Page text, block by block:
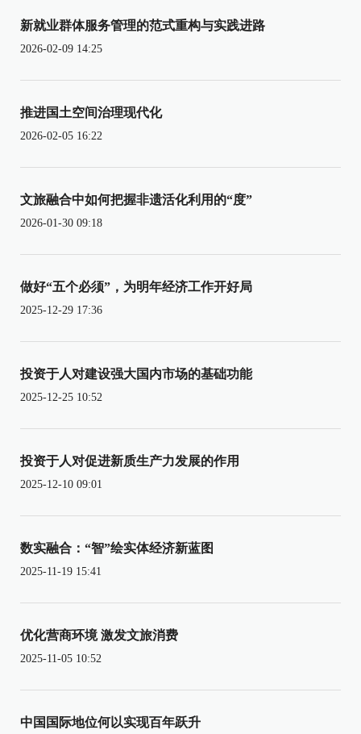
新就业群体服务管理的范式重构与实践进路
2026-02-09 14:25
推进国土空间治理现代化
2026-02-05 16:22
文旅融合中如何把握非遗活化利用的“度”
2026-01-30 09:18
做好“五个必须”，为明年经济工作开好局
2025-12-29 17:36
投资于人对建设强大国内市场的基础功能
2025-12-25 10:52
投资于人对促进新质生产力发展的作用
2025-12-10 09:01
数实融合：“智”绘实体经济新蓝图
2025-11-19 15:41
优化营商环境 激发文旅消费
2025-11-05 10:52
中国国际地位何以实现百年跃升